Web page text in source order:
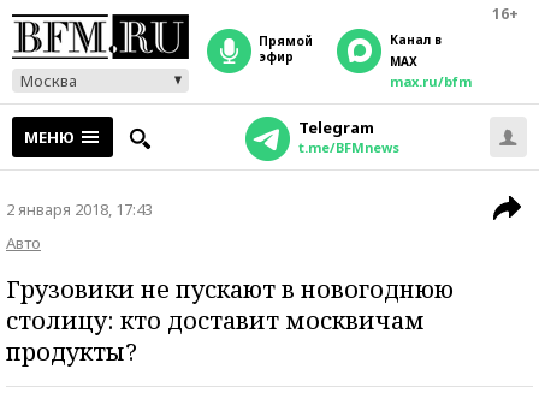
16+
Москва
прямой
эфир
Канал в
MAX
max.ru/bfm
МЕНЮ Telegram
t.me/BFMnews
2 января 2018, 17:43
Авто
Грузовики не пускают в новогоднюю
столицу: кто доставит москвичам
продукты?